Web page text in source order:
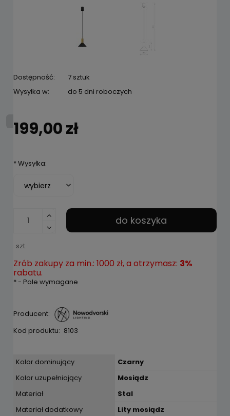
Dostępność:
7 sztuk
Wysyłka w:
do 5 dni roboczych
199,00 zł
*Wysyłka:
szt.
do koszyka
Zrób zakupy za min.: 1000 zł, a otrzymasz: 3%
rabatu.
*- Pole wymagane
Producent:
Kod produktu: 8103
Kolor dominujący
Czarny
Kolor uzupełniający
Mosiądz
Materiał
Stal
Materiał dodatkowy
Lity mosiądz